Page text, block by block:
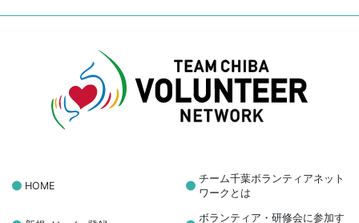
HOME
チーム千葉ボランティアネット
ワークとは
ボランティア・研修会に参加す